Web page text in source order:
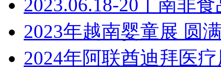
2023.06.18-20丨南非
2023年越南婴童展 圆
2024年阿联酋迪拜医